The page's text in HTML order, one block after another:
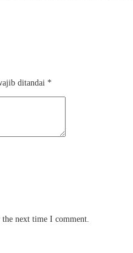
ditandai *
next time I comment.